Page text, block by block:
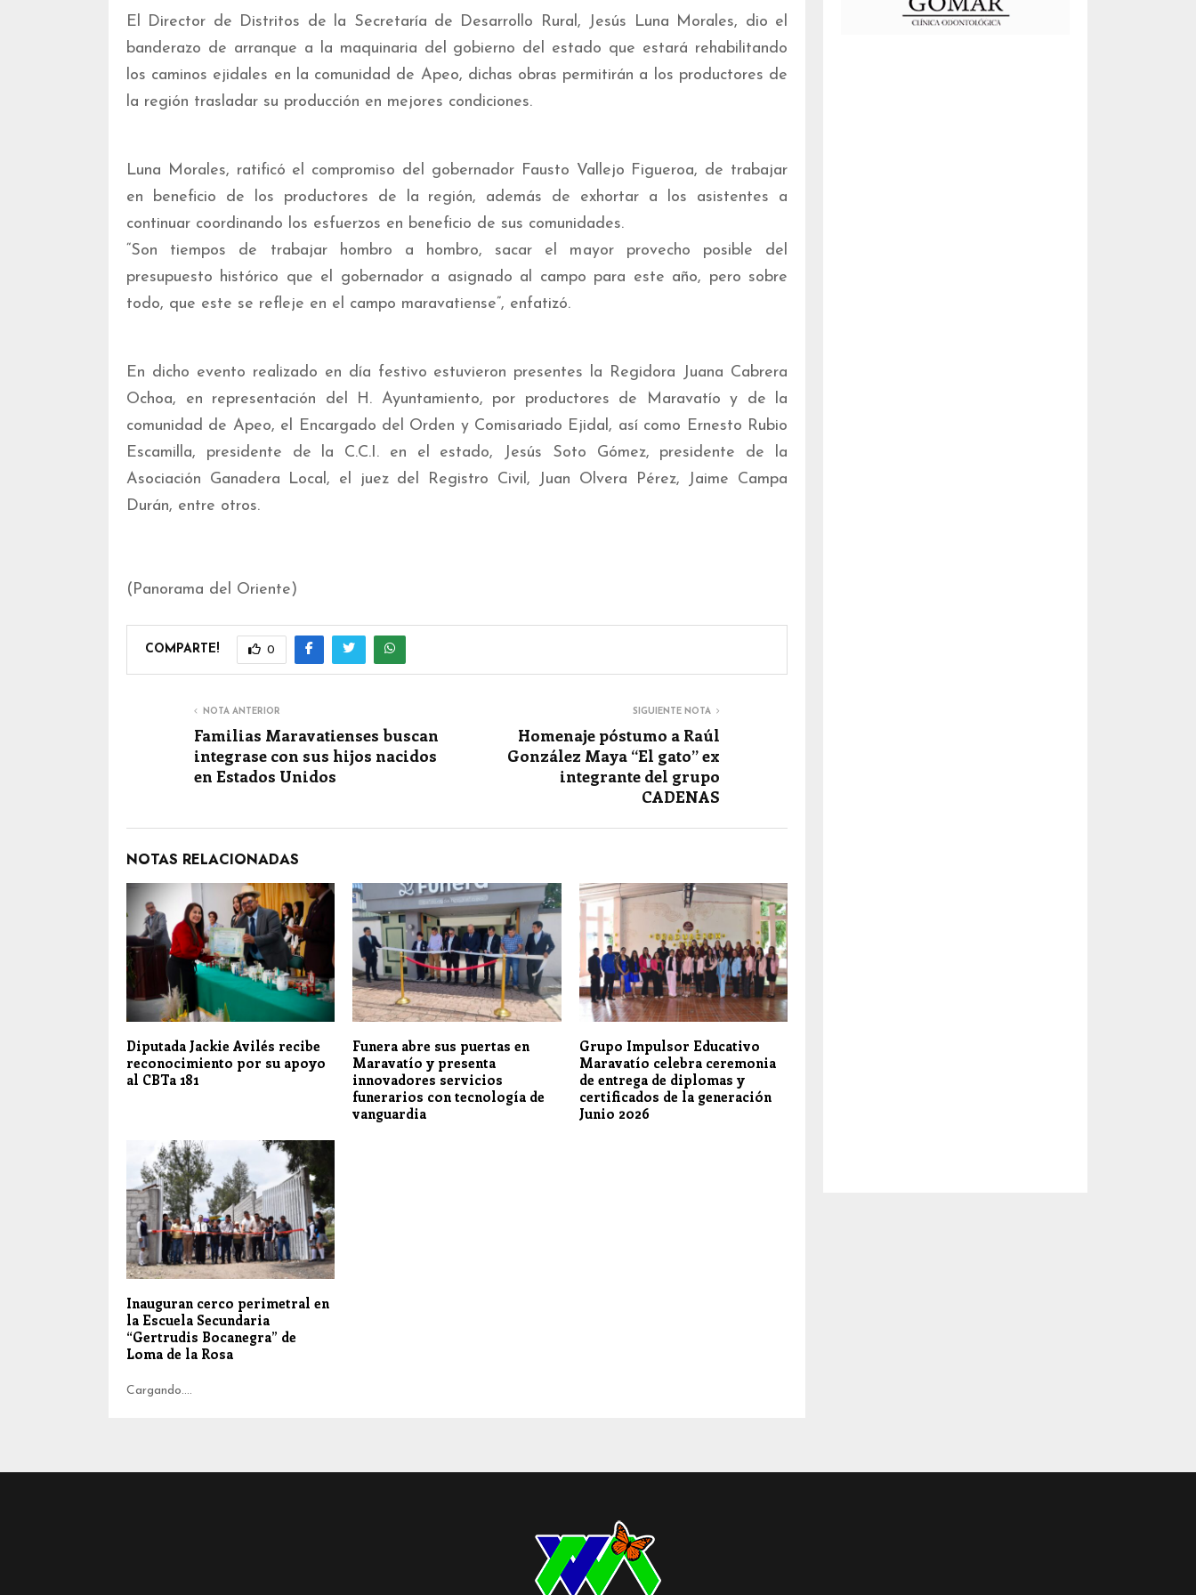
El Director de Distritos de la Secretaría de Desarrollo Rural, Jesús Luna Morales, dio el
banderazo de arranque a la maquinaria del gobierno del estado que estará rehabilitando
los caminos ejidales en la comunidad de Apeo, dichas obras permitirán a los productores de
la región trasladar su producción en mejores condiciones.
Luna Morales, ratificó el compromiso del gobernador Fausto Vallejo Figueroa, de trabajar
en beneficio de los productores de la región, además de exhortar a los asistentes a
continuar coordinando los esfuerzos en beneficio de sus comunidades.
“Son tiempos de trabajar hombro a hombro, sacar el mayor provecho posible del
presupuesto histórico que el gobernador a asignado al campo para este año, pero sobre
todo, que este se refleje en el campo maravatiense”, enfatizó.
En dicho evento realizado en día festivo estuvieron presentes la Regidora Juana Cabrera
Ochoa, en representación del H. Ayuntamiento, por productores de Maravatío y de la
comunidad de Apeo, el Encargado del Orden y Comisariado Ejidal, así como Ernesto Rubio
Escamilla, presidente de la C.C.I. en el estado, Jesús Soto Gómez, presidente de la
Asociación Ganadera Local, el juez del Registro Civil, Juan Olvera Pérez, Jaime Campa
Durán, entre otros.
(Panorama del Oriente)
COMPARTE! 0
NOTA ANTERIOR
Familias Maravatienses buscan
integrase con sus hijos nacidos
en Estados Unidos
SIGUIENTE NOTA
Homenaje póstumo a Raúl
González Maya “El gato” ex
integrante del grupo
CADENAS
NOTAS RELACIONADAS
Diputada Jackie Avilés recibe
reconocimiento por su apoyo
al CBTa 181
Funera abre sus puertas en
Maravatío y presenta
innovadores servicios
funerarios con tecnología de
vanguardia
Grupo Impulsor Educativo
Maravatío celebra ceremonia
de entrega de diplomas y
certificados de la generación
Junio 2026
Inauguran cerco perimetral en
la Escuela Secundaria
“Gertrudis Bocanegra” de
Loma de la Rosa
Cargando....